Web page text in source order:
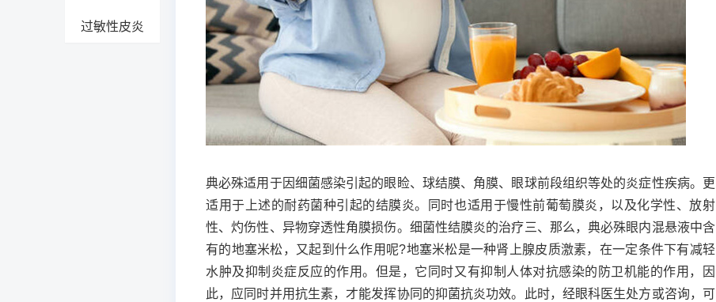
过敏性皮炎
典必殊适用于因细菌感染引起的眼睑、球结膜、角膜、眼球前段组织等处的炎症性疾病。更
适用于上述的耐药菌种引起的结膜炎。同时也适用于慢性前葡萄膜炎，以及化学性、放射
性、灼伤性、异物穿透性角膜损伤。细菌性结膜炎的治疗三、那么，典必殊眼内混悬液中含
有的地塞米松，又起到什么作用呢?地塞米松是一种肾上腺皮质激素，在一定条件下有减轻
水肿及抑制炎症反应的作用。但是，它同时又有抑制人体对抗感染的防卫机能的作用，因
此，应同时并用抗生素，才能发挥协同的抑菌抗炎功效。此时，经眼科医生处方或咨询，可